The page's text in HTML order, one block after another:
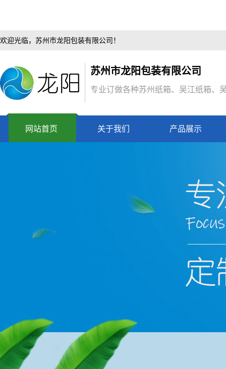
欢迎光临，苏州市龙阳包装有限公司！
苏州市龙阳包装有限公司
专业订做各种苏州纸箱、吴江纸箱、
网站首页 关于我们 产品展示